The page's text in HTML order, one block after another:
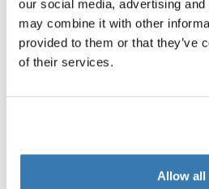
our social media, advertising
may combine it with other
provided to them or that they’ve
of their services.
Allow all
Toggle features
Todas las características